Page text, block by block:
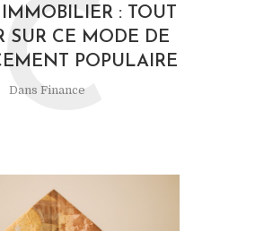
: TOUT
SUR CE MODE DE
POPULAIRE
Dans Finance